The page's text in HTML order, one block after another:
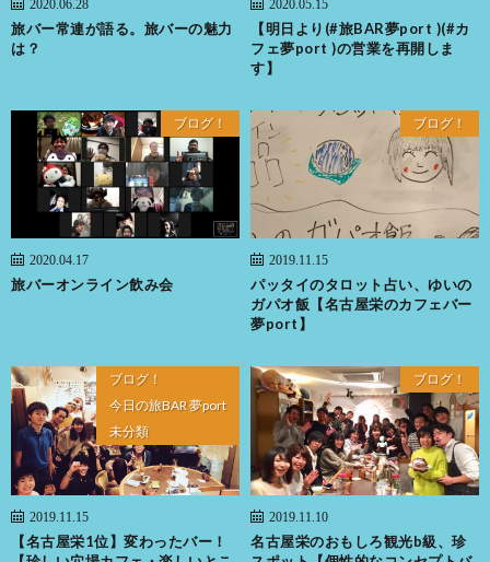
2020.06.28
旅バー常連が語る。旅バーの魅力
は？
2020.05.15
【明日より(#旅BAR夢port )(#カ
フェ夢port )の営業を再開しま
す】
ブログ！
2020.04.17
旅バーオンライン飲み会
ブログ！
2019.11.15
パッタイのタロット占い、ゆいの
ガパオ飯【名古屋栄のカフェバー
夢port】
ブログ！
今日の旅BAR 夢port
未分類
2019.11.15
【名古屋栄1位】変わったバー！
ブログ！
2019.11.10
名古屋栄のおもしろ観光b級、珍